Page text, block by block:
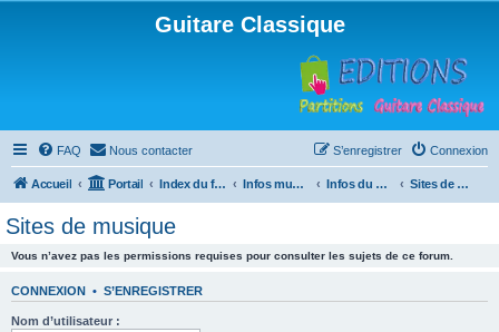
Guitare Classique
FAQ Nous contacter Connexion
S’enregistrer
Accueil Portail Index du forum Infos musicales Infos du Web Sites de musique
Sites de musique
Vous n’avez pas les permissions requises pour consulter les sujets de ce forum.
CONNEXION • S’ENREGISTRER
Nom d’utilisateur :